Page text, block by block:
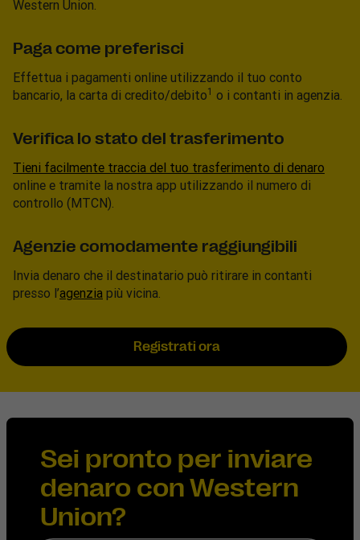
Western Union.
Paga come preferisci
Effettua i pagamenti online utilizzando il tuo conto
bancario, la carta di credito/debito1 o i contanti in agenzia.
Verifica lo stato del trasferimento
Tieni facilmente traccia del tuo trasferimento di denaro
online e tramite la nostra app utilizzando il numero di
controllo (MTCN).
Agenzie comodamente raggiungibili
Invia denaro che il destinatario può ritirare in contanti
presso l’agenzia più vicina.
Registrati ora
Sei pronto per inviare
denaro con Western
Union?